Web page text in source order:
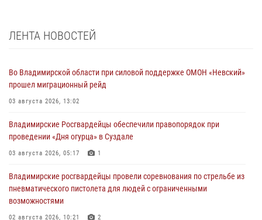
ЛЕНТА НОВОСТЕЙ
Во Владимирской области при силовой поддержке ОМОН «Невский»
прошел миграционный рейд
03 августа 2026, 13:02
Владимирские Росгвардейцы обеспечили правопорядок при
проведении «Дня огурца» в Суздале
03 августа 2026, 05:17 1
Владимирские росгвардейцы провели соревнования по стрельбе из
пневматического пистолета для людей с ограниченными
возможностями
02 августа 2026, 10:21 2